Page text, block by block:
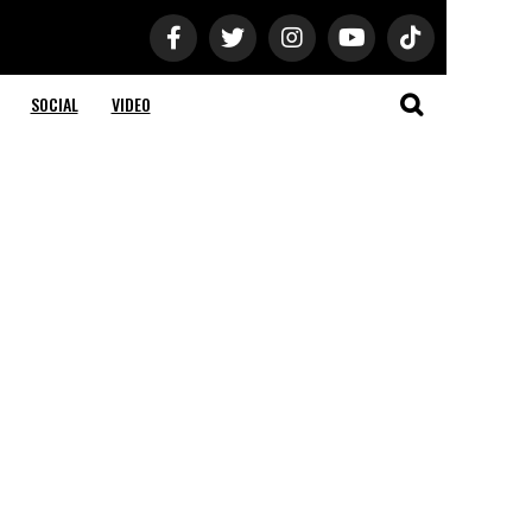
SOCIAL VIDEO